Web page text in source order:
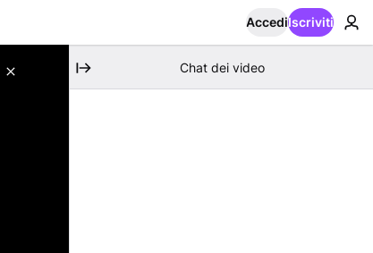
AccediIscriviti
Chat dei video